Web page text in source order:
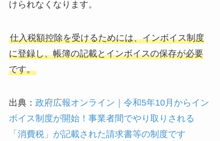
けられなくなります。
仕入税額控除を受けるためには、インボイス制度
に登録し、帳簿の記載とインボイスの保存が必要
です。
出典： 政府広報オンライン｜令和5年10月からイン
ボイス制度が開始！事業者間でやり取りされる
「消費税」が記載された請求書等の制度です